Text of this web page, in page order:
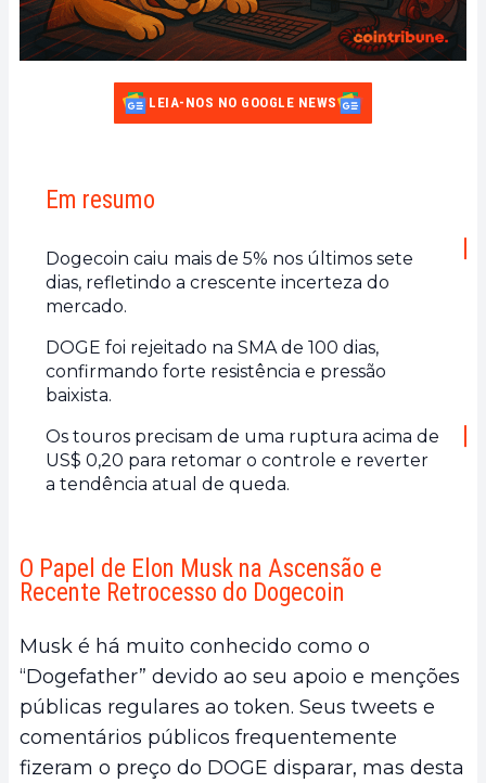
LEIA-NOS NO GOOGLE NEWS
Em resumo
Dogecoin caiu mais de 5% nos últimos sete
dias, refletindo a crescente incerteza do
mercado.
DOGE foi rejeitado na SMA de 100 dias,
confirmando forte resistência e pressão
baixista.
Os touros precisam de uma ruptura acima de
US$ 0,20 para retomar o controle e reverter
a tendência atual de queda.
O Papel de Elon Musk na Ascensão e
Recente Retrocesso do Dogecoin
Musk é há muito conhecido como o
“Dogefather” devido ao seu apoio e menções
públicas regulares ao token. Seus tweets e
comentários públicos frequentemente
fizeram o preço do DOGE disparar, mas desta